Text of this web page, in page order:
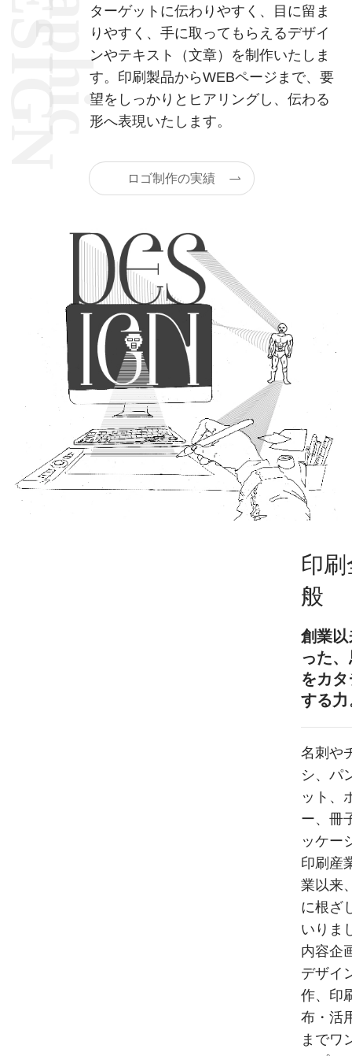
ターゲットに伝わりやすく、目に留ま
りやすく、手に取ってもらえるデザイ
ンやテキスト（文章）を制作いたしま
す。印刷製品からWEBページまで、要
望をしっかりとヒアリングし、伝わる
形へ表現いたします。
ロゴ制作の実績
印
般
創業以
った
をカ
する力
名刺や
シ、パ
ット、
ー、冊
ッケー
印刷産
業以来
に根ざ
いりま
内容企
デザイ
作、印
布・活
までワ